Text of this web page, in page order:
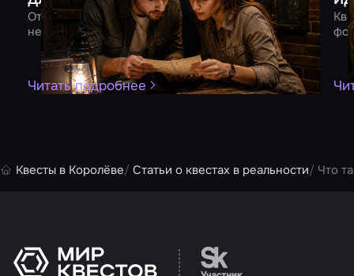
От квеста до романтического ужина – 10 идей для
незабываемого вечера вдвоем
Читать подробнее
Квесты в Королёве Статьи о квестах в реальности Что
Перейти на сайт